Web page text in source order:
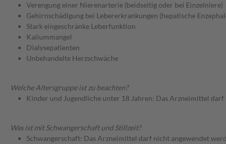
Verengung einer Nierenarterie (beidseitig oder bei Einzelniere)
Gehirnschädigung bei Lebererkrankungen (hepatische
Stark eingeschränke Leberfunktion
Kaliummangel
Dialysepatienten
Unbehandelte Herzschwäche
Welche Altersgruppe ist zu beachten?
Kinder und Jugendliche unter 18 Jahren: Das Arzneimittel
Was ist mit Schwangerschaft und Stillzeit?
Schwangerschaft: Das Arzneimittel darf nicht angewendet